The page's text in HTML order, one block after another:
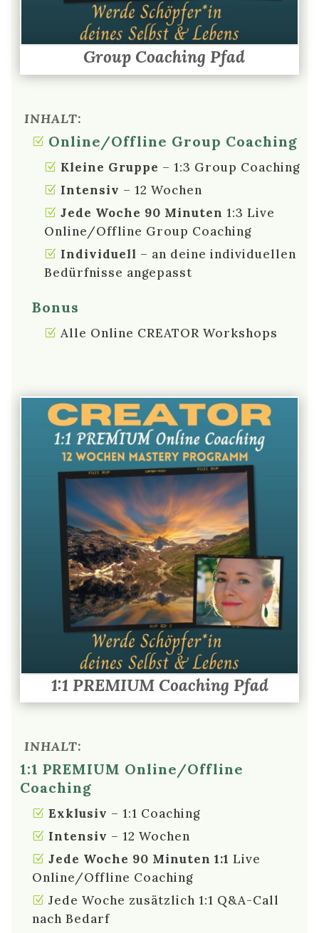
Group Coaching Pfad
INHALT:
Online/Offline Group Coaching
Kleine Gruppe – 1:3 Group Coaching
Intensiv – 12 Wochen
Jede Woche 90 Minuten 1:3 Live
Online/Offline Group Coaching
Individuell – an deine individuellen
Bedürfnisse angepasst
Bonus
Alle Online CREATOR Workshops
1:1 PREMIUM Coaching Pfad
INHALT:
1:1 PREMIUM Online/Offline
Coaching
Exklusiv – 1:1 Coaching
Intensiv – 12 Wochen
Jede Woche 90 Minuten 1:1 Live
Online/Offline Coaching
Jede Woche zusätzlich 1:1 Q&A-Call
nach Bedarf